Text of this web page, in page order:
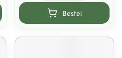
Bestel